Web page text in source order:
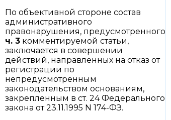
По объективной стороне состав
административного
правонарушения, предусмотренного
ч. 3 комментируемой статьи,
заключается в совершении
действий, направленных на отказ от
регистрации по
непредусмотренным
законодательством основаниям,
закрепленным в ст. 24 Федерального
закона от 23.11.1995 N 174-ФЗ.